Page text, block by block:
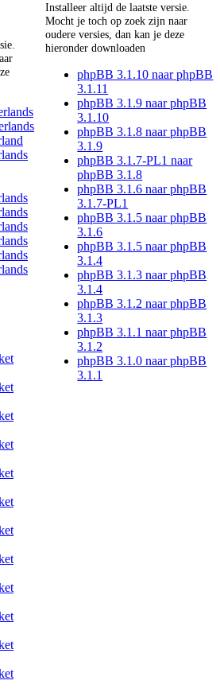
Installeer altijd de laatste versie.
Mocht je toch op zoek zijn naar
oudere versies, dan kan je deze
hieronder downloaden
phpBB 3.1.10 naar phpBB
3.1.11
phpBB 3.1.9 naar phpBB
3.1.10
phpBB 3.1.8 naar phpBB
3.1.9
phpBB 3.1.7-PL1 naar
phpBB 3.1.8
phpBB 3.1.6 naar phpBB
3.1.7-PL1
phpBB 3.1.5 naar phpBB
3.1.6
phpBB 3.1.5 naar phpBB
3.1.4
phpBB 3.1.3 naar phpBB
3.1.4
phpBB 3.1.2 naar phpBB
3.1.3
phpBB 3.1.1 naar phpBB
3.1.2
phpBB 3.1.0 naar phpBB
3.1.1